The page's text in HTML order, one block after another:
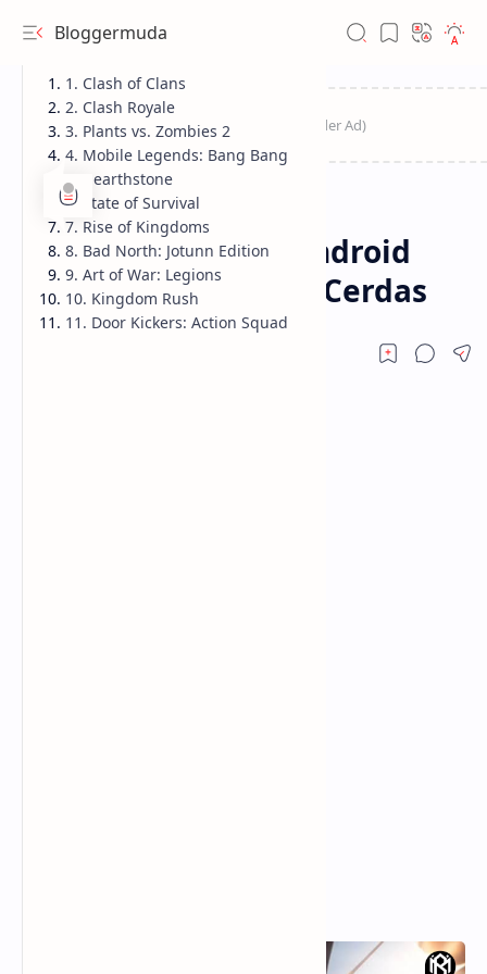
Bloggermuda
Game Game Android
11 Game Strategi Android
Terbaik untuk Otak Cerdas
1. Clash of Clans
2. Clash Royale
3. Plants vs. Zombies 2
4. Mobile Legends: Bang Bang
5. Hearthstone
6. State of Survival
7. Rise of Kingdoms
8. Bad North: Jotunn Edition
9. Art of War: Legions
10. Kingdom Rush
11. Door Kickers: Action Squad